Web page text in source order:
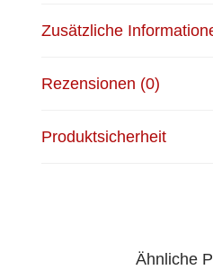
Zusätzliche
Rezensionen (0)
Produktsicherheit
Ähnliche